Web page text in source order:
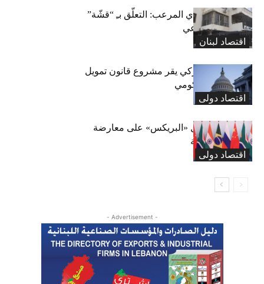
اقتصاد لبنان
المعاش التقاعدي المرعب: التعلّق بـِ “قشّة”
الضمان الاجتماعي
اقتصاد دولی
«الشيوخ» الأميركي يقر مشروع قانون تمويل
لتجنب إغلاق حكومي
اقتصاد دولی
الصين تحث دول «البريكس» على معارضة
الحمائية التجارية
- Advertisement -